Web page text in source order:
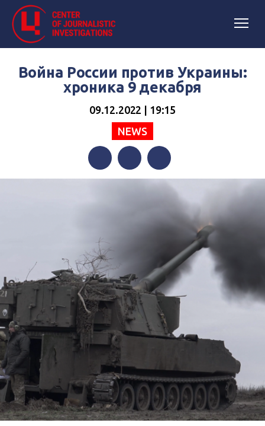
Война России против Украины:
хроника 9 декабря
09.12.2022 | 19:15
NEWS
FacebookTwitterTelegram